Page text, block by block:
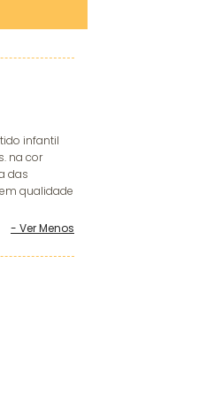
infantil
na cor
das
qualidade